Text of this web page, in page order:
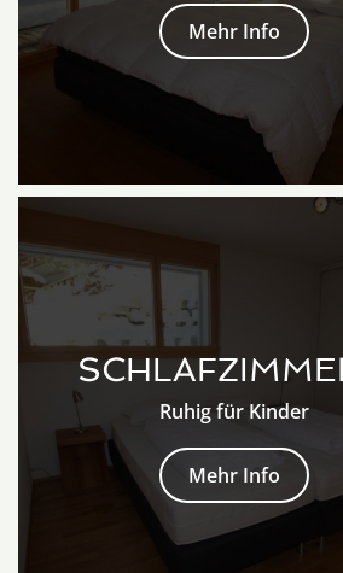
Mehr Info
Ruhig für Kinder
Mehr Info